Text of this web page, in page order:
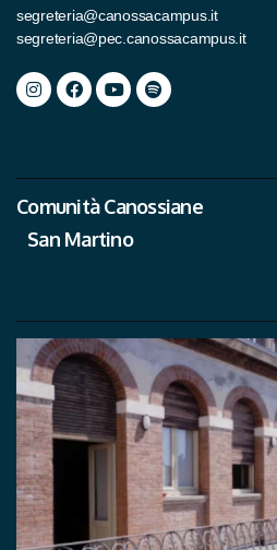
segreteria@canossacampus.it
segreteria@pec.canossacampus.it
Comunità Canossiane
San Martino